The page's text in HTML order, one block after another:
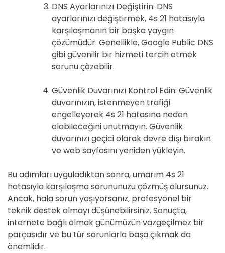
DNS Ayarlarınızı Değiştirin: DNS
ayarlarınızı değiştirmek, 4s 21 hatasıyla
karşılaşmanın bir başka yaygın
çözümüdür. Genellikle, Google Public DNS
gibi güvenilir bir hizmeti tercih etmek
sorunu çözebilir.
Güvenlik Duvarınızı Kontrol Edin: Güvenlik
duvarınızın, istenmeyen trafiği
engelleyerek 4s 21 hatasına neden
olabileceğini unutmayın. Güvenlik
duvarınızı geçici olarak devre dışı bırakın
ve web sayfasını yeniden yükleyin.
Bu adımları uyguladıktan sonra, umarım 4s 21
hatasıyla karşılaşma sorununuzu çözmüş olursunuz.
Ancak, hala sorun yaşıyorsanız, profesyonel bir
teknik destek almayı düşünebilirsiniz. Sonuçta,
internete bağlı olmak günümüzün vazgeçilmez bir
parçasıdır ve bu tür sorunlarla başa çıkmak da
önemlidir.